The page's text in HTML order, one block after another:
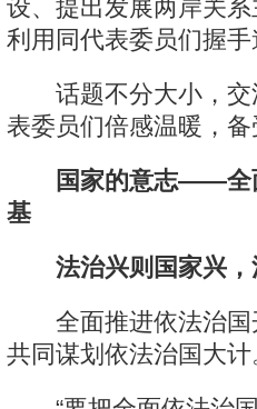
设、提出发展两岸关
利用同代表委员们握
话题不分大小，交
表委员们倍感温暖，备
国家的意志——全
基
法治兴则国家兴，
全面推进依法治国
共同谋划依法治国大计